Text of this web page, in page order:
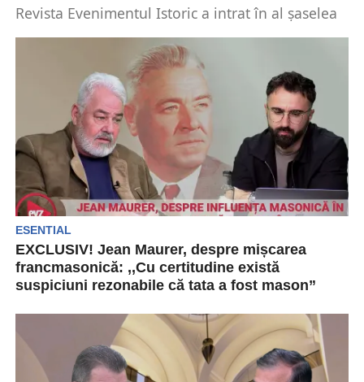
Revista Evenimentul Istoric a intrat în al șaselea
ESENTIAL
EXCLUSIV! Jean Maurer, despre mișcarea
francmasonică: ,,Cu certitudine există
suspiciuni rezonabile că tata a fost mason”
în cadrul podcastului EVZ Play. Acesta a...